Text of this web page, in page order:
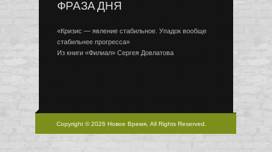
ФРАЗА ДНЯ
«Кризис — явление стабильное. Упадок вообще
стабильнее прогресса»
Из книги «Филиал» Сергея Довлатова
Copyright © 2026 Новое Время, All Rights Reserved.